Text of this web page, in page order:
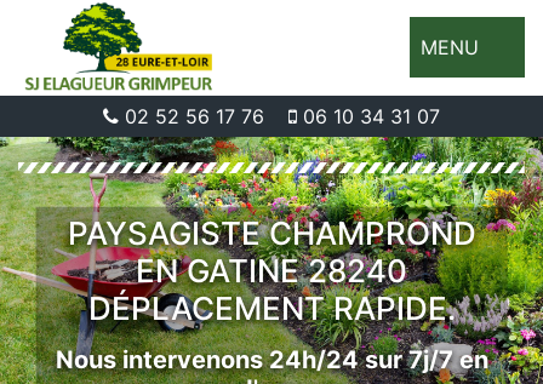
MENU
02 52 56 17 76 06 10 34 31 07
PAYSAGISTE CHAMPROND
EN GATINE 28240
DÉPLACEMENT RAPIDE.
Nous intervenons 24h/24 sur 7j/7 en